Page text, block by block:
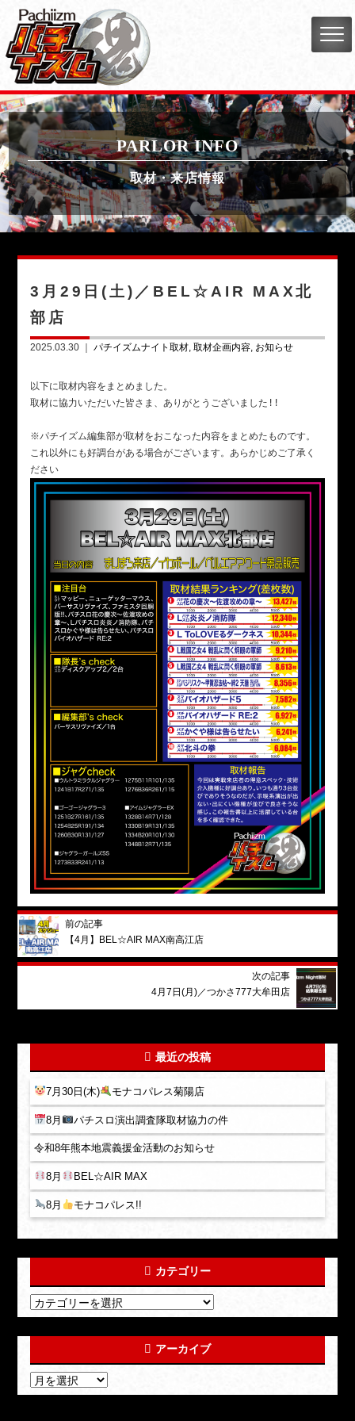
PARLOR INFO
取材・来店情報
3月29日(土)／BEL☆AIR MAX北
部店
2025.03.30 ｜パチイズムナイト取材 取材企画内容 お知らせ
以下に取材内容をまとめました。
取材に協力いただいた皆さま、ありがとうございました!!
※パチイズム編集部が取材をおこなった内容をまとめたものです。
これ以外にも好調台がある場合がございます。あらかじめご了承く
ださい
前の記事
【4月】BEL☆AIR MAX南高江店
次の記事
4月7日(月)／つかさ777大牟田店
最近の投稿
7月30日(木) モナコパレス菊陽店
8月 パチスロ演出調査隊取材協力の件
令和8年熊本地震義援金活動のお知らせ
8月 BEL☆AIR MAX
8月 モナコパレス!!
カテゴリー
アーカイブ